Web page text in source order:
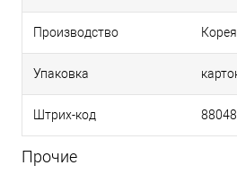
Производство Корея
Упаковка
Штрих-код
Прочие